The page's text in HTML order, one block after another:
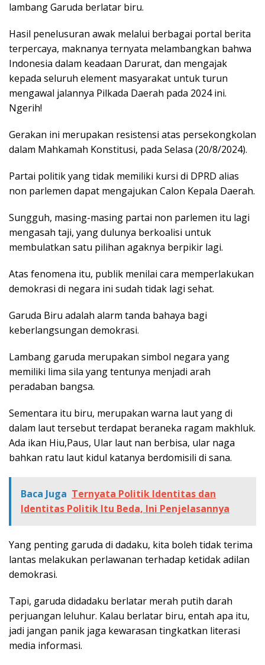
lambang Garuda berlatar biru.
Hasil penelusuran awak melalui berbagai portal berita
terpercaya, maknanya ternyata melambangkan bahwa
Indonesia dalam keadaan Darurat, dan mengajak
kepada seluruh element masyarakat untuk turun
mengawal jalannya Pilkada Daerah pada 2024 ini.
Ngerih!
Gerakan ini merupakan resistensi atas persekongkolan
dalam Mahkamah Konstitusi, pada Selasa (20/8/2024).
Partai politik yang tidak memiliki kursi di DPRD alias
non parlemen dapat mengajukan Calon Kepala Daerah.
Sungguh, masing-masing partai non parlemen itu lagi
mengasah taji, yang dulunya berkoalisi untuk
membulatkan satu pilihan agaknya berpikir lagi.
Atas fenomena itu, publik menilai cara memperlakukan
demokrasi di negara ini sudah tidak lagi sehat.
Garuda Biru adalah alarm tanda bahaya bagi
keberlangsungan demokrasi.
Lambang garuda merupakan simbol negara yang
memiliki lima sila yang tentunya menjadi arah
peradaban bangsa.
Sementara itu biru, merupakan warna laut yang di
dalam laut tersebut terdapat beraneka ragam makhluk.
Ada ikan Hiu,Paus, Ular laut nan berbisa, ular naga
bahkan ratu laut kidul katanya berdomisili di sana.
Baca Juga Ternyata Politik Identitas dan
Identitas Politik Itu Beda, Ini Penjelasannya
Yang penting garuda di dadaku, kita boleh tidak terima
lantas melakukan perlawanan terhadap ketidak adilan
demokrasi.
Tapi, garuda didadaku berlatar merah putih darah
perjuangan leluhur. Kalau berlatar biru, entah apa itu,
jadi jangan panik jaga kewarasan tingkatkan literasi
media informasi.